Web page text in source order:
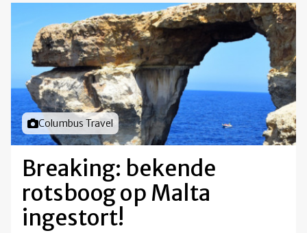
Foto door
Columbus Travel
Breaking: bekende
rotsboog op Malta
ingestort!